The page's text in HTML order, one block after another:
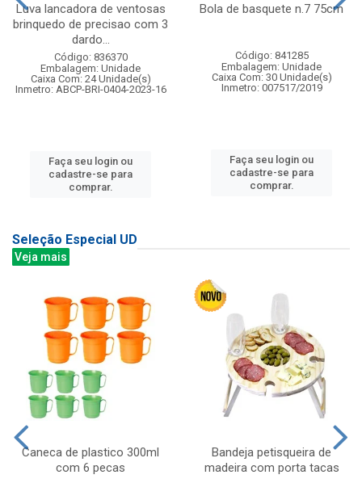
Luva lancadora de ventosas
brinquedo de precisao com 3
dardo...
Código: 836370
Embalagem: Unidade
Caixa Com: 24 Unidade(s)
Inmetro: ABCP-BRI-0404-2023-16
Faça seu login ou
cadastre-se para
comprar.
Bola de basquete n.7 75cm
Código: 841285
Embalagem: Unidade
Caixa Com: 30 Unidade(s)
Inmetro: 007517/2019
Faça seu login ou
cadastre-se para
comprar.
Seleção Especial UD
Veja mais
Caneca de plastico 300ml
com 6 pecas
Bandeja petisqueira de
madeira com porta tacas